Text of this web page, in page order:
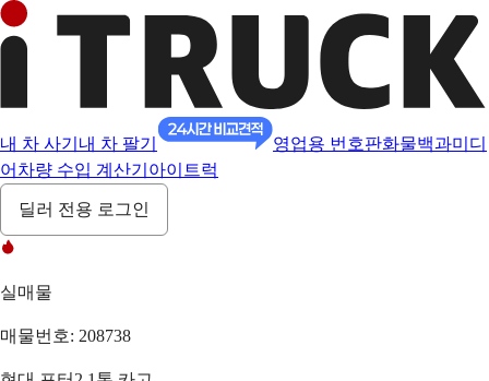
내 차 사기 내 차 팔기 영업용 번호판화물백과미디
어 차량 수입 계산기 아이트럭
딜러 전용 로그인
실매물
매물번호: 208738